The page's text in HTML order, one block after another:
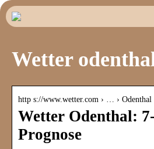
Wetter
http s://www.wetter.com › … › Odenthal
Wetter Odenthal:
Prognose